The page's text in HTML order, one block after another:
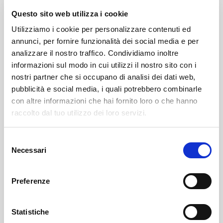
Questo sito web utilizza i cookie
Utilizziamo i cookie per personalizzare contenuti ed
annunci, per fornire funzionalità dei social media e per
analizzare il nostro traffico. Condividiamo inoltre
informazioni sul modo in cui utilizzi il nostro sito con i
nostri partner che si occupano di analisi dei dati web,
pubblicità e social media, i quali potrebbero combinarle
con altre informazioni che hai fornito loro o che hanno
raccolto dal tuo utilizzo dei loro servizi.
delNecessari
Preferenze
Statistiche
conoscenza alle nuove generazioni per renderle
consapevoli del loro patrimonio culturale.
Una rete nella quale entrano soltanto le città in
possesso di determinati requisiti dopo aver superato
un processo di certificazione.
Un marchio che connota e distingue, promuovendo la
città che lo mostra fra i turisti alla ricerca di luoghi
Consorzio Turistico Valchiavenna sono le esperienze
ambientale di grande bellezza è stato naturale